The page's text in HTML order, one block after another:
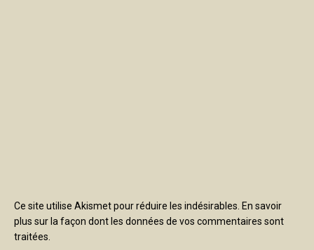
Ce site utilise Akismet pour réduire les indésirables. En savoir
plus sur la façon dont les données de vos commentaires sont
traitées